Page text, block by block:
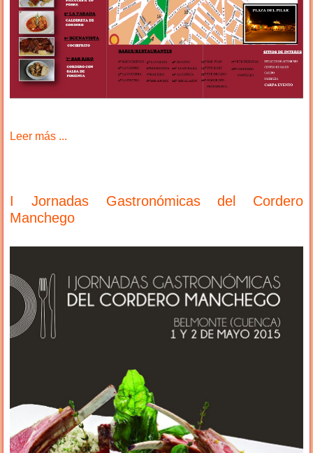
Leer más ...
I Jornadas Gastronómicas del Cordero
Manchego